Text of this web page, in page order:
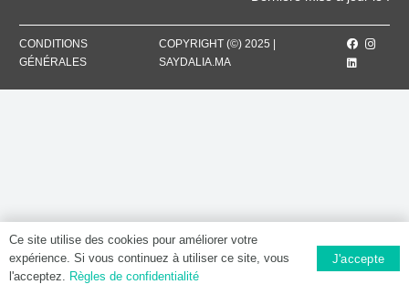
CONDITIONS
GÉNÉRALES
COPYRIGHT (©) 2025 |
SAYDALIA.MA
Ce site utilise des cookies pour améliorer votre
expérience. Si vous continuez à utiliser ce site, vous
l'acceptez. Règles de confidentialité
J'accepte